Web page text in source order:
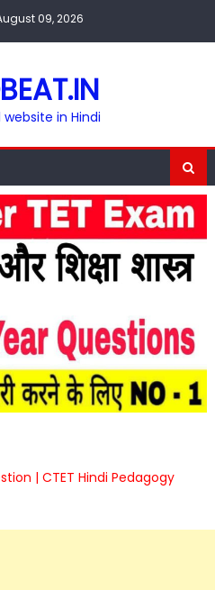
09, 2026
in Hindi
| CTET Hindi Pedagogy